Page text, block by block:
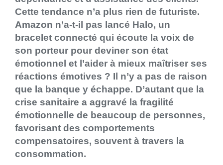
Cette tendance n’a plus rien de futuriste.
Amazon n’a-t-il pas lancé Halo, un
bracelet connecté qui écoute la voix de
son porteur pour deviner son état
émotionnel et l’aider à mieux maîtriser ses
réactions émotives ? Il n’y a pas de raison
que la banque y échappe. D’autant que la
crise sanitaire a aggravé la fragilité
émotionnelle de beaucoup de personnes,
favorisant des comportements
compensatoires, souvent à travers la
consommation.